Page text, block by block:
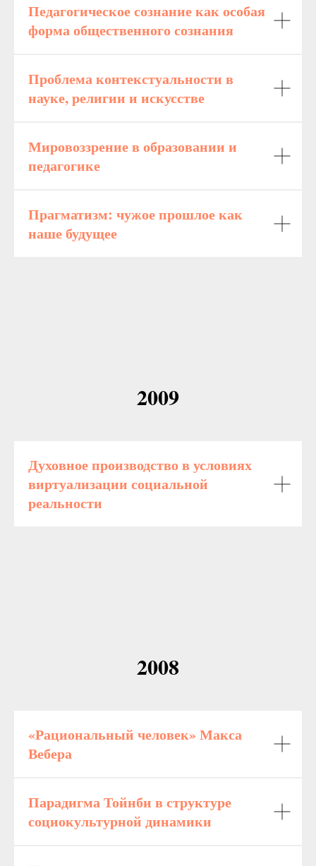
Педагогическое сознание как особая
форма общественного сознания
Проблема контекстуальности в
науке, религии и искусстве
Мировоззрение в образовании и
педагогике
Прагматизм: чужое прошлое как
наше будущее
2009
Духовное производство в условиях
виртуализации социальной
реальности
2008
«Рациональный человек» Макса
Вебера
Парадигма Тойнби в структуре
социокультурной динамики